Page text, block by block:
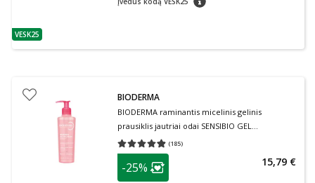
patarimas
VESK25
BIODERMA
BIODERMA raminantis micelinis gelinis
prausiklis jautriai odai SENSIBIO GEL
MOUSSANT, 200 ml
(185)
Vidutinis įvertinimas 4.86
patarimas
Lojalumo klubo narių nuolaida
-25% 15,79 €